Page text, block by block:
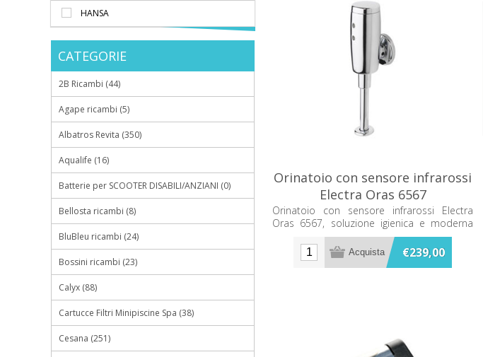
Orinatoio con sensore infrarossi
Electra Oras 6567
Orinatoio con sensore infrarossi Electra
Oras 6567, soluzione igienica e moderna
per bagni pubblici e ambienti professionali.
€239,00
HANSA
CATEGORIE
2B Ricambi (44)
Agape ricambi (5)
Albatros Revita (350)
Aqualife (16)
Batterie per SCOOTER DISABILI/ANZIANI (0)
Bellosta ricambi (8)
BluBleu ricambi (24)
Bossini ricambi (23)
Calyx (88)
Cartucce Filtri Minipiscine Spa (38)
Cesana (251)